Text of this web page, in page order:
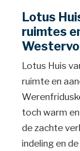
Lotus
ruimtes
Lotus Huis
ruimte en
toch warm
de zachte
indeling en